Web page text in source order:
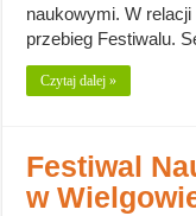
naukowymi. W
przebieg Festiwalu.
Czytaj dalej »
Festiwal
w